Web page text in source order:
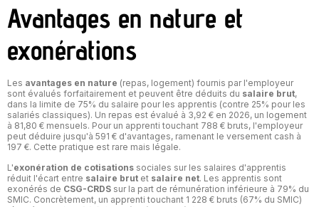
Avantages en nature et
exonérations
Les avantages en nature (repas, logement) fournis par l'employeur
sont évalués forfaitairement et peuvent être déduits du salaire brut,
dans la limite de 75% du salaire pour les apprentis (contre 25% pour les
salariés classiques). Un repas est évalué à 3,92 € en 2026, un logement
à 81,80 € mensuels. Pour un apprenti touchant 788 € bruts, l'employeur
peut déduire jusqu'à 591 € d'avantages, ramenant le versement cash à
197 €. Cette pratique est rare mais légale.
L'exonération de cotisations sociales sur les salaires d'apprentis
réduit l'écart entre salaire brut et salaire net. Les apprentis sont
exonérés de CSG-CRDS sur la part de rémunération inférieure à 79% du
SMIC. Concrètement, un apprenti touchant 1 228 € bruts (67% du SMIC)